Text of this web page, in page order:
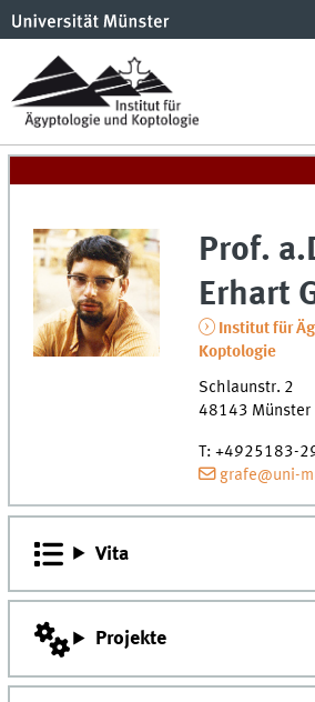
Prof.
Erhart
Institut für
Koptologie
Schlaunstr. 2
48143 Münster
T: +4925183-
grafe@uni-
Vita
Projekte